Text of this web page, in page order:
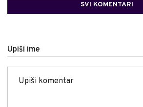
SVI KOMENTARI
Upiši ime